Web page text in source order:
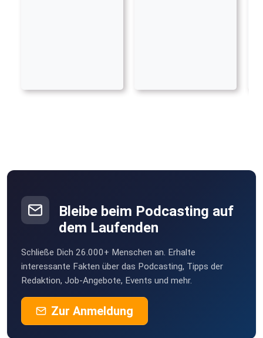
Bleibe beim Podcasting auf
dem Laufenden
Schließe Dich 26.000+ Menschen an. Erhalte
interessante Fakten über das Podcasting, Tipps der
Redaktion, Job-Angebote, Events und mehr.
Zur Anmeldung